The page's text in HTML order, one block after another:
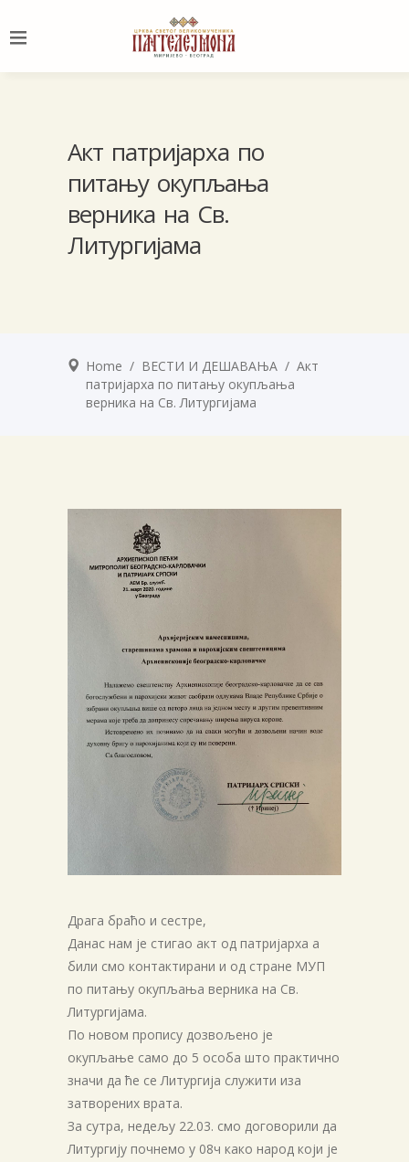
Aкт патријарха по
питању окупљања
верника на Св.
Литургијама
Home / ВЕСТИ И ДЕШАВАЊА / Aкт
патријарха по питању окупљања
верника на Св. Литургијама
Драга браћо и сестре,
Данас нам је стигао акт од патријарха а
били смо контактирани и од стране МУП
по питању окупљања верника на Св.
Литургијама.
По новом пропису дозвољено је
окупљање само до 5 особа што практично
значи да ће се Литургија служити иза
затворених врата.
За сутра, недељу 22.03. смо договорили да
Литургију почнемо у 08ч како народ који је